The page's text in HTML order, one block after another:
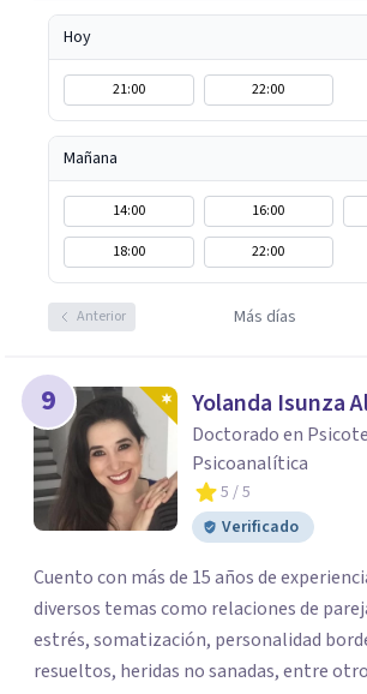
Hoy
21:00 22:00
Mañana
14:00 16:00
18:00
22:00
Anterior Más días
9 Yolanda Isunza
Doctorado en
Psicoanalítica
5 / 5
Verificado
Cuento con más de 15 años de
diversos temas como relaciones de
estrés, somatización, personalidad
resueltos, heridas no sanadas, entre